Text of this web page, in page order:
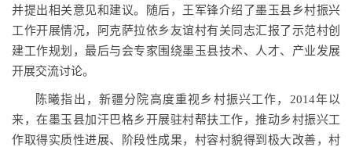
并提出相关意见和建议。随后，王军锋介绍了墨玉县乡村振兴
工作开展情况，阿克萨拉依乡友谊村有关同志汇报了示范村创
建工作规划，最后与会专家围绕墨玉县技术、人才、产业发展
开展交流讨论。
陈曦指出，新疆分院高度重视乡村振兴工作，2014年以
来，在墨玉县加汗巴格乡开展驻村帮扶工作，推动乡村振兴工
作取得实质性进展、阶段性成果，村容村貌得到极大改善，村